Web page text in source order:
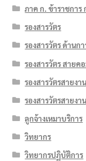
ภาค ก. ข้าราชการ
รองสารวัตร
รองสารวัตร ด้านกา
รองสารวัตร สายค
รองสารวัตรสายง
รองสารวัตรสายง
ลูกจ้างเหมาบริการ
วิทยากร
วิทยากรปฏิบัติการ